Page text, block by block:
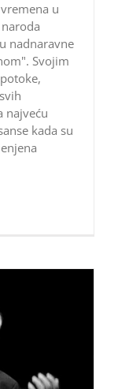
u
nadnaravne
Svojim
najveću
kada su